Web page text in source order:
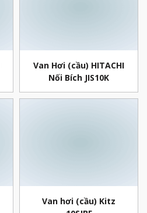
Van Hơi (cầu) HITACHI
Nối Bích JIS10K
HM10KFG
Van hơi (cầu) Kitz